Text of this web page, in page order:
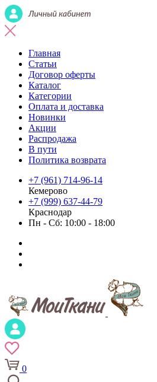
Главная
Статьи
Договор оферты
Каталог
Категории
Оплата и доставка
Новинки
Акции
Распродажа
В пути
Политика возврата
+7 (961) 714-96-14
Кемерово
+7 (999) 637-44-79
Краснодар
Пн - Сб: 10:00 - 18:00
0